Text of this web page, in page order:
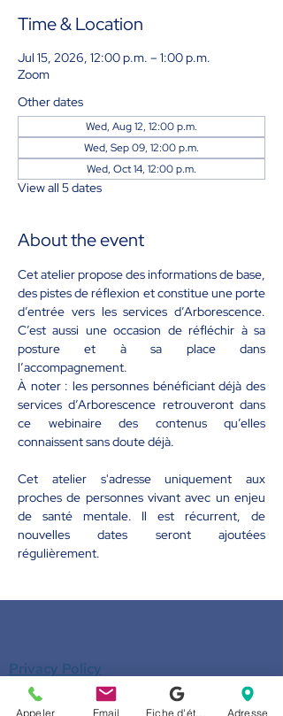
Time & Location
Jul 15, 2026, 12:00 p.m. – 1:00 p.m.
Zoom
Other dates
Wed, Aug 12, 12:00 p.m.
Wed, Sep 09, 12:00 p.m.
Wed, Oct 14, 12:00 p.m.
View all 5 dates
About the event
Cet atelier propose des informations de base,
des pistes de réflexion et constitue une porte
d’entrée vers les services d’Arborescence.
C’est aussi une occasion de réfléchir à sa
posture et à sa place dans
l’accompagnement.
À noter : les personnes bénéficiant déjà des
services d’Arborescence retrouveront dans
ce webinaire des contenus qu’elles
connaissent sans doute déjà.
Cet atelier s'adresse uniquement aux
proches de personnes vivant avec un enjeu
de santé mentale. Il est récurrent, de
nouvelles dates seront ajoutées
régulièrement.
Privacy Policy
Privacy Policy
Appeler Email Adresse